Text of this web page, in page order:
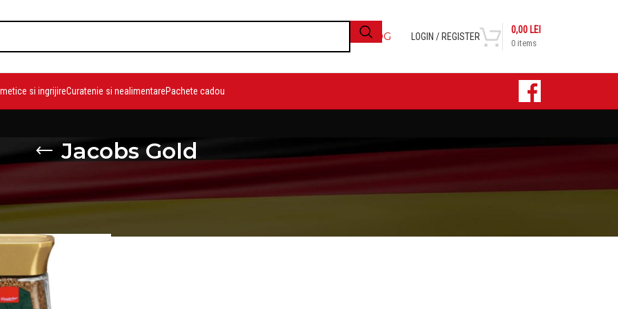
BLOG LOGIN / REGISTER
0 items
0,00 LEI
si ingrijireCuratenie si nealimentarePachete cadou
Jacobs Gold
etichetate „Jacobs Gold”